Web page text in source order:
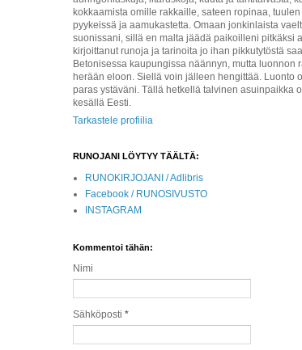
kokkaamista omille rakkaille, sateen ropinaa,
pyykeissä ja aamukastetta. Omaan jonkinlaista
suonissani, sillä en malta jäädä paikoilleni pitkäksi
kirjoittanut runoja ja tarinoita jo ihan pikkutytöstä
Betonisessa kaupungissa näännyn, mutta luonnon
herään eloon. Siellä voin jälleen hengittää. Luonto
paras ystäväni. Tällä hetkellä talvinen asuinpaikka
kesällä Eesti.
Tarkastele profiilia
RUNOJANI LÖYTYY TÄÄLTÄ:
RUNOKIRJOJANI / Adlibris
Facebook / RUNOSIVUSTO
INSTAGRAM
Kommentoi tähän:
Nimi
Sähköposti *